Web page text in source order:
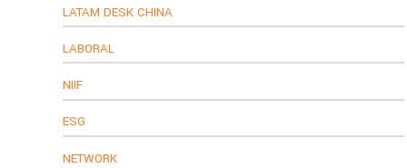
LATAM DESK CHINA
LABORAL
NIIF
ESG
NETWORK